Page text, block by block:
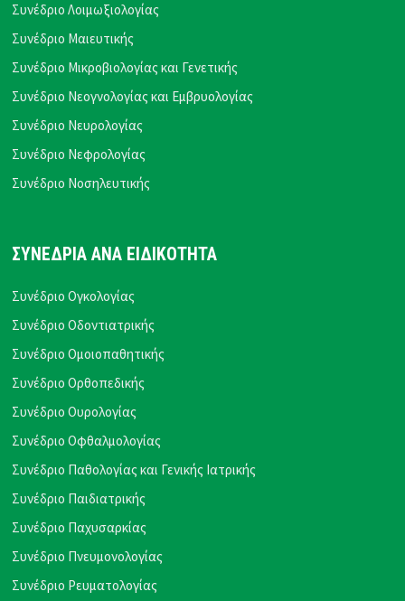
Συνέδριο Λοιμωξιολογίας
Συνέδριο Μαιευτικής
Συνέδριο Μικροβιολογίας και Γενετικής
Συνέδριο Νεογνολογίας και Εμβρυολογίας
Συνέδριο Νευρολογίας
Συνέδριο Νεφρολογίας
Συνέδριο Νοσηλευτικής
ΣΥΝΕΔΡΙΑ ΑΝΑ ΕΙΔΙΚΟΤΗΤΑ
Συνέδριο Ογκολογίας
Συνέδριο Οδοντιατρικής
Συνέδριο Ομοιοπαθητικής
Συνέδριο Ορθοπεδικής
Συνέδριο Ουρολογίας
Συνέδριο Οφθαλμολογίας
Συνέδριο Παθολογίας και Γενικής Ιατρικής
Συνέδριο Παιδιατρικής
Συνέδριο Παχυσαρκίας
Συνέδριο Πνευμονολογίας
Συνέδριο Ρευματολογίας